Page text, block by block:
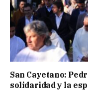
San Cayetano:
solidaridad y la